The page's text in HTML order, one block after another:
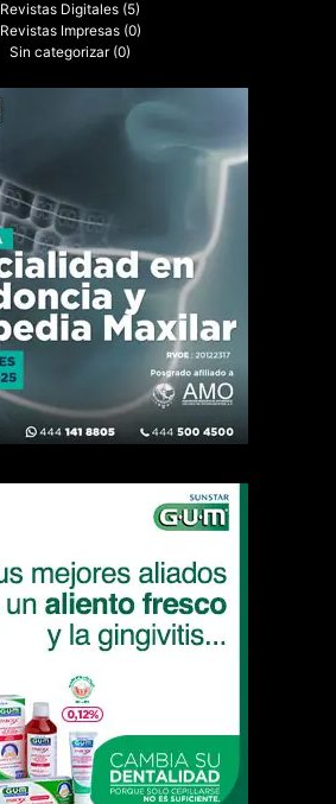
Revistas Digitales (5)
Revistas Impresas (0)
Sin categorizar (0)